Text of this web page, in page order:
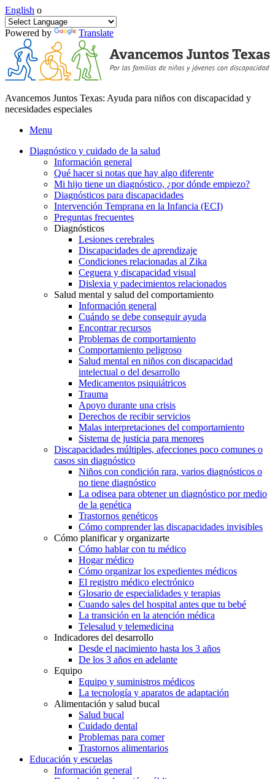
English o
Powered by Translate
Avancemos Juntos Texas: Ayuda para niños con discapacidad y
necesidades especiales
Menu
Diagnóstico y cuidado de la salud
Información general
Qué hacer si notas que hay algo diferente
Mi hijo tiene un diagnóstico, ¿por dónde empiezo?
Diagnósticos para discapacidades
Intervención Temprana en la Infancia (ECI)
Preguntas frecuentes
Diagnósticos
Lesiones cerebrales
Discapacidades de aprendizaje
Condiciones relacionadas al Zika
Ceguera y discapacidad visual
Dislexia y padecimientos relacionados
Salud mental y salud del comportamiento
Información general
Cuándo se debe conseguir ayuda
Encontrar recursos
Problemas de comportamiento
Comportamiento peligroso
Salud mental en niños con discapacidad
intelectual o del desarrollo
Medicamentos psiquiátricos
Trauma
Apoyo durante una crisis
Derechos de recibir servicios
Malas interpretaciones del comportamiento
Sistema de justicia para menores
Discapacidades múltiples, afecciones poco comunes o
casos sin diagnóstico
Niños con condición rara, varios diagnósticos o
no tiene diagnóstico
La odisea para obtener un diagnóstico por medio
de la genética
Trastornos genéticos
Cómo comprender las discapacidades invisibles
Cómo planificar y organizarte
Cómo hablar con tu médico
Hogar médico
Cómo organizar los expedientes médicos
El registro médico electrónico
Glosario de especialidades y terapias
Cuando sales del hospital antes que tu bebé
La transición en la atención médica
Telesalud y telemedicina
Indicadores del desarrollo
Desde el nacimiento hasta los 3 años
De los 3 años en adelante
Equipo
Equipo y suministros médicos
La tecnología y aparatos de adaptación
Alimentación y salud bucal
Salud bucal
Cuidado dental
Problemas para comer
Trastornos alimentarios
Educación y escuelas
Información general